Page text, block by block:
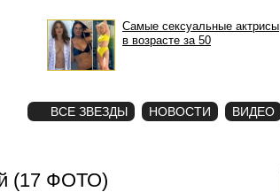
Самые сексуальные актрисы
в возрасте за 50
ВСЕ ЗВЕЗДЫ НОВОСТИ ВИДЕО
(17 ФОТО)